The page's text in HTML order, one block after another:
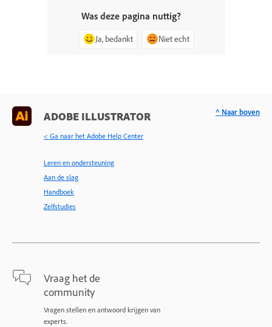
Was deze pagina nuttig?
Ja, bedankt Niet echt
ADOBE ILLUSTRATOR
< Ga naar het Adobe Help Center
Leren en ondersteuning
Aan de slag
Handboek
Zelfstudies
Vraag het de
community
Vragen stellen en antwoord krijgen van
experts.
^ Naar boven